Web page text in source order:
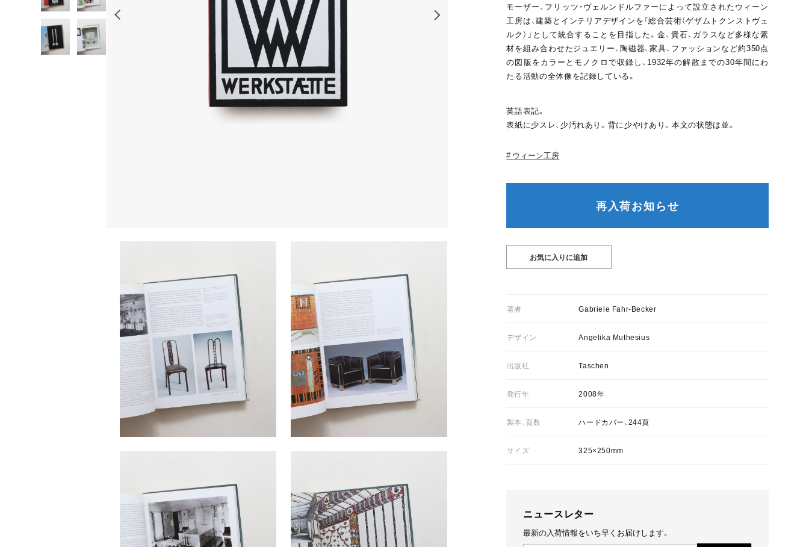
モーザー、フリッツ・ヴェルンドルファーによって設立されたウィーン
工房は、建築とインテリアデザインを「総合芸術（ゲザムトクンストヴェ
ルク）」として統合することを目指した。金、貴石、ガラスなど多様な素
材を組み合わせたジュエリー、陶磁器、家具、ファッションなど約350点
の図版をカラーとモノクロで収録し、1932年の解散までの30年間にわ
たる活動の全体像を記録している。
英語表記。
表紙に少スレ、少汚れあり。背に少やけあり。本文の状態は並。
ウィーン工房
再入荷お知らせ
01著者 Gabriele Fahr-Becker
02デザイン Angelika Muthesius
03出版社 Taschen
05発行年 2008年
06製本、頁数 ハードカバー、244頁
07サイズ 325×250mm
ニュースレター
最新の入荷情報をいち早くお届けします。